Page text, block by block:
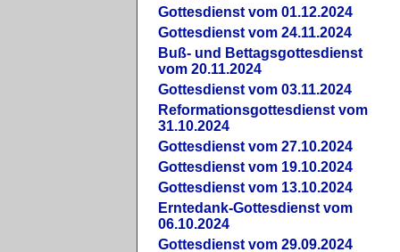
Gottesdienst vom 01.12.2024
Gottesdienst vom 24.11.2024
Buß- und Bettagsgottesdienst
vom 20.11.2024
Gottesdienst vom 03.11.2024
Reformationsgottesdienst vom
31.10.2024
Gottesdienst vom 27.10.2024
Gottesdienst vom 19.10.2024
Gottesdienst vom 13.10.2024
Erntedank-Gottesdienst vom
06.10.2024
Gottesdienst vom 29.09.2024